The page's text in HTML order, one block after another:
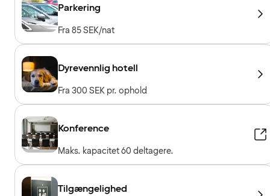
Parkering
Fra 85 SEK/nat
Dyrevennlig hotell
Fra 300 SEK pr. ophold
Konference
Maks. kapacitet 60 deltagere.
Tilgængelighed